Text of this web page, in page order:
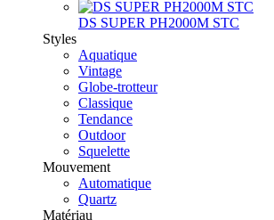
DS SUPER PH2000M STC
Styles
Aquatique
Vintage
Globe-trotteur
Classique
Tendance
Outdoor
Squelette
Mouvement
Automatique
Quartz
Matériau